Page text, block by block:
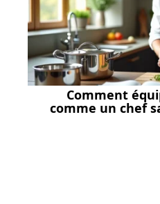
Comment
comme un chef